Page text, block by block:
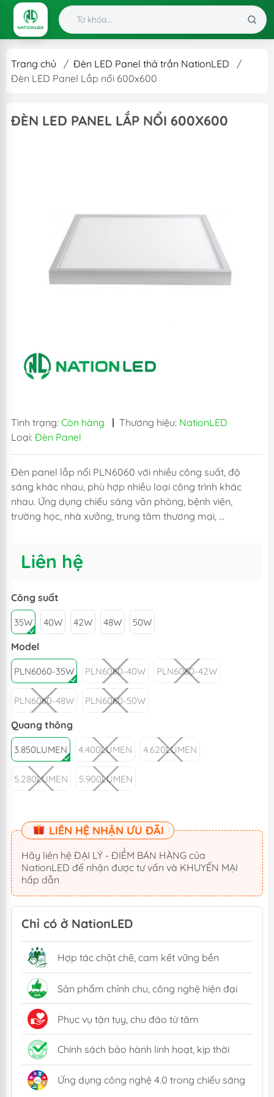
Trang chủ / Đèn LED Panel thả trần NationLED
/
Đèn LED Panel Lắp nổi 600x600
ĐÈN LED PANEL LẮP NỔI 600X600
Tình trạng: Còn hàng | Thương hiệu: NationLED
Loại: Đèn Panel
Đèn panel lắp nổi PLN6060 với nhiều công suất, độ
sáng khác nhau, phù hợp nhiều loại công trình khác
nhau. Ứng dụng chiếu sáng văn phòng, bệnh viện,
trường học, nhà xưởng, trung tâm thương mại, ...
Liên hệ
Công suất
35W 40W 42W 48W 50W
Model
PLN6060-35W PLN6060-40W PLN6060-42W
PLN6060-48W PLN6060-50W
Quang thông
3.850LUMEN 4.400LUMEN 4.620LUMEN
5.280LUMEN 5.900LUMEN
LIÊN HỆ NHẬN ƯU ĐÃI
Hãy liên hệ ĐẠI LÝ - ĐIỂM BÁN HÀNG của
NationLED để nhận được tư vấn và KHUYẾN MẠI
hấp dẫn
Chỉ có ở NationLED
Hợp tác chặt chẽ, cam kết vững bền
Sản phẩm chỉnh chu, công nghệ hiện đại
Phục vụ tận tụy, chu đáo từ tâm
Chính sách bảo hành linh hoạt, kịp thời
Ứng dụng công nghệ 4.0 trong chiếu sáng